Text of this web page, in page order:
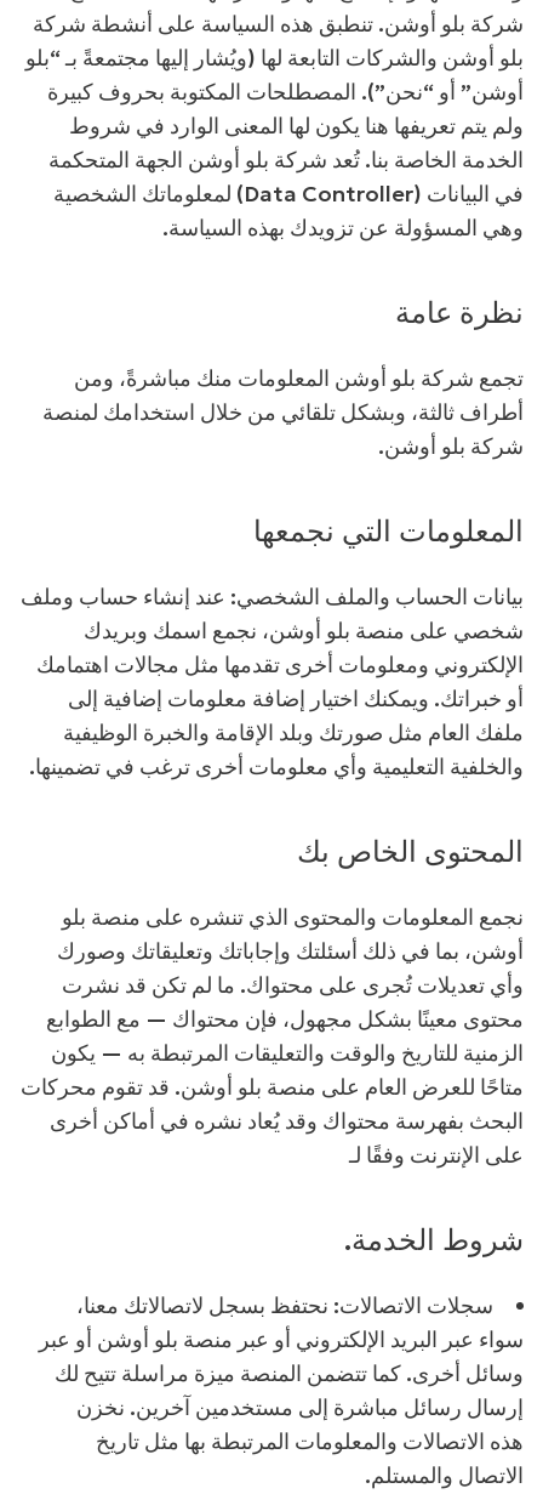
BOWLD
الجوائز
الحياة في بلو أوشن
شركة بلو أوشن. تنطبق هذه السياسة على أنشطة شركة
بلو أوشن والشركات التابعة لها (ويُشار إليها مجتمعةً بـ “بلو
أوشن” أو “نحن”). المصطلحات المكتوبة بحروف كبيرة
ولم يتم تعريفها هنا يكون لها المعنى الوارد في شروط
الخدمة الخاصة بنا. تُعد شركة بلو أوشن الجهة المتحكمة
في البيانات (Data Controller) لمعلوماتك الشخصية
وهي المسؤولة عن تزويدك بهذه السياسة.
نظرة عامة
تجمع شركة بلو أوشن المعلومات منك مباشرةً، ومن
أطراف ثالثة، وبشكل تلقائي من خلال استخدامك لمنصة
شركة بلو أوشن.
المعلومات التي نجمعها
بيانات الحساب والملف الشخصي: عند إنشاء حساب وملف
شخصي على منصة بلو أوشن، نجمع اسمك وبريدك
الإلكتروني ومعلومات أخرى تقدمها مثل مجالات اهتمامك
أو خبراتك. ويمكنك اختيار إضافة معلومات إضافية إلى
ملفك العام مثل صورتك وبلد الإقامة والخبرة الوظيفية
والخلفية التعليمية وأي معلومات أخرى ترغب في تضمينها.
المحتوى الخاص بك
نجمع المعلومات والمحتوى الذي تنشره على منصة بلو
أوشن، بما في ذلك أسئلتك وإجاباتك وتعليقاتك وصورك
وأي تعديلات تُجرى على محتواك. ما لم تكن قد نشرت
محتوى معينًا بشكل مجهول، فإن محتواك — مع الطوابع
الزمنية للتاريخ والوقت والتعليقات المرتبطة به — يكون
متاحًا للعرض العام على منصة بلو أوشن. قد تقوم محركات
البحث بفهرسة محتواك وقد يُعاد نشره في أماكن أخرى
على الإنترنت وفقًا لـ
شروط الخدمة.
سجلات الاتصالات: نحتفظ بسجل لاتصالاتك معنا،
سواء عبر البريد الإلكتروني أو عبر منصة بلو أوشن أو عبر
وسائل أخرى. كما تتضمن المنصة ميزة مراسلة تتيح لك
إرسال رسائل مباشرة إلى مستخدمين آخرين. نخزن
هذه الاتصالات والمعلومات المرتبطة بها مثل تاريخ
الاتصال والمستلم.